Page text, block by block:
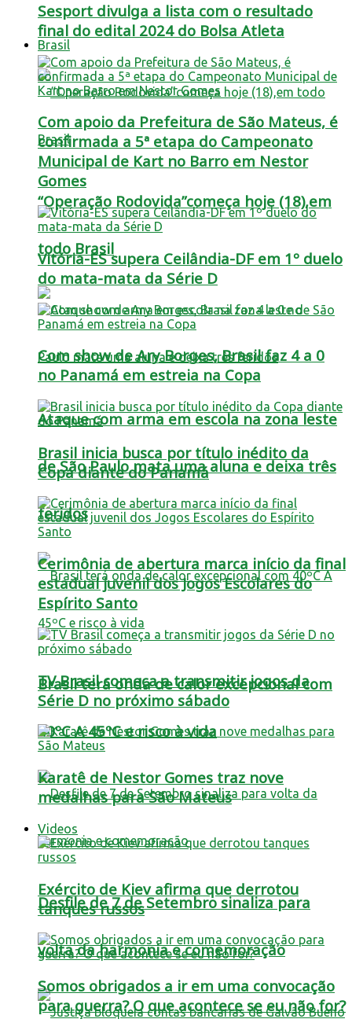
Brasil
“Operação Rodovida”começa hoje (18),em
todo Brasil
Ataque com arma em escola na zona leste
de São Paulo mata uma aluna e deixa três
feridos
Brasil terá onda de calor excepcional com
40ºC A 45ºC e risco à vida
Desfile de 7 de Setembro sinaliza para
volta da harmonia e comemoração
Sesport divulga a lista com o resultado
final do edital 2024 do Bolsa Atleta
Com apoio da Prefeitura de São Mateus, é
confirmada a 5ª etapa do Campeonato
Municipal de Kart no Barro em Nestor
Gomes
Vitória-ES supera Ceilândia-DF em 1º duelo
do mata-mata da Série D
Com show de Ary Borges, Brasil faz 4 a 0
no Panamá em estreia na Copa
Brasil inicia busca por título inédito da
Copa diante do Panamá
Cerimônia de abertura marca início da final
estadual juvenil dos Jogos Escolares do
Espírito Santo
TV Brasil começa a transmitir jogos da
Série D no próximo sábado
Karatê de Nestor Gomes traz nove
medalhas para São Mateus
Videos
Exército de Kiev afirma que derrotou
tanques russos
Somos obrigados a ir em uma convocação
para guerra? O que acontece se eu não for?